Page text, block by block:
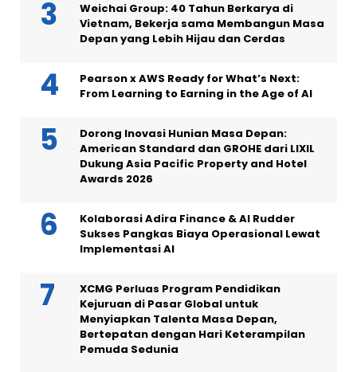
Weichai Group: 40 Tahun Berkarya di
Vietnam, Bekerja sama Membangun Masa
Depan yang Lebih Hijau dan Cerdas
Pearson x AWS Ready for What’s Next:
From Learning to Earning in the Age of AI
Dorong Inovasi Hunian Masa Depan:
American Standard dan GROHE dari LIXIL
Dukung Asia Pacific Property and Hotel
Awards 2026
Kolaborasi Adira Finance & AI Rudder
Sukses Pangkas Biaya Operasional Lewat
Implementasi AI
XCMG Perluas Program Pendidikan
Kejuruan di Pasar Global untuk
Menyiapkan Talenta Masa Depan,
Bertepatan dengan Hari Keterampilan
Pemuda Sedunia